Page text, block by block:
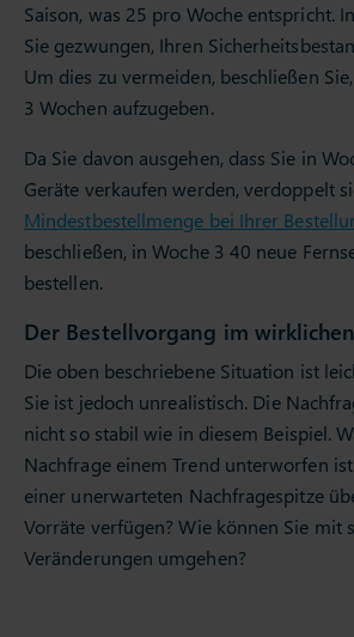
Saison, was 25 pro Woche entspricht.
Sie gezwungen, Ihren
Um dies zu vermeiden, beschließen
3 Wochen aufzugeben.
Da Sie davon ausgehen, dass Sie in
Geräte verkaufen werden, verdoppelt
Mindestbestellmenge bei Ihrer
beschließen, in Woche 3 40 neue
bestellen.
Der Bestellvorgang im
Die oben beschriebene Situation ist
Sie ist jedoch unrealistisch. Die
nicht so stabil wie in diesem Beispiel.
Nachfrage einem Trend unterworfen
einer unerwarteten Nachfragespitze
Vorräte verfügen? Wie können Sie mit
Veränderungen umgehen?